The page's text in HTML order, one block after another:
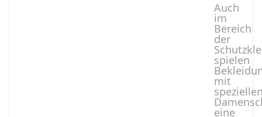
Auch
im
Bereich
der
spielen
mit
eine